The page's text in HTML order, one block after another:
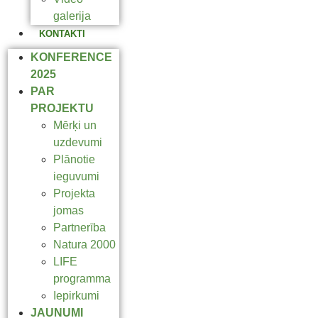
galerija
KONTAKTI
KONFERENCE
2025
PAR
PROJEKTU
Mērķi un
uzdevumi
Plānotie
ieguvumi
Projekta
jomas
Partnerība
Natura 2000
LIFE
programma
Iepirkumi
JAUNUMI